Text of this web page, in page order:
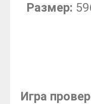
Размер:
Игра